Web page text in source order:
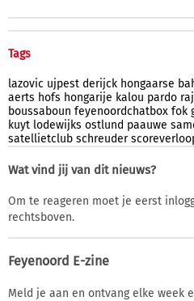
Tags
lazovic ujpest derijck hongaarse
aerts hofs hongarije kalou pardo
boussaboun feyenoordchatbox fok
kuyt lodewijks ostlund paauwe
satellietclub schreuder
Wat vind jij van dit nieuws?
Om te reageren moet je eerst
rechtsboven.
Feyenoord E-zine
Meld je aan en ontvang elke week